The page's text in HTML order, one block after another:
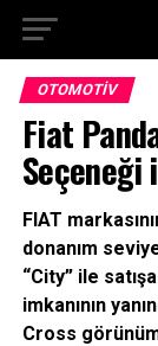
OTOMOTIV
Fiat
Seçeneği
FIAT
donanım
“City” ile
imkanının
Cross